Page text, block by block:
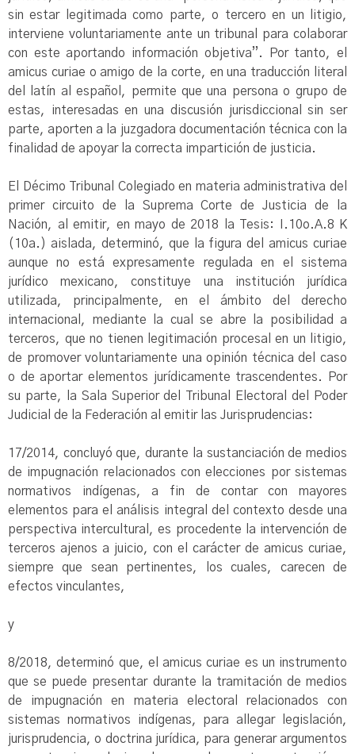
sin estar legitimada como parte, o tercero en un litigio,
interviene voluntariamente ante un tribunal para colaborar
con este aportando información objetiva”. Por tanto, el
amicus curiae o amigo de la corte, en una traducción literal
del latín al español, permite que una persona o grupo de
estas, interesadas en una discusión jurisdiccional sin ser
parte, aporten a la juzgadora documentación técnica con la
finalidad de apoyar la correcta impartición de justicia.
El Décimo Tribunal Colegiado en materia administrativa del
primer circuito de la Suprema Corte de Justicia de la
Nación, al emitir, en mayo de 2018 la Tesis: I.10o.A.8 K
(10a.) aislada, determinó, que la figura del amicus curiae
aunque no está expresamente regulada en el sistema
jurídico mexicano, constituye una institución jurídica
utilizada, principalmente, en el ámbito del derecho
internacional, mediante la cual se abre la posibilidad a
terceros, que no tienen legitimación procesal en un litigio,
de promover voluntariamente una opinión técnica del caso
o de aportar elementos jurídicamente trascendentes. Por
su parte, la Sala Superior del Tribunal Electoral del Poder
Judicial de la Federación al emitir las Jurisprudencias:
17/2014, concluyó que, durante la sustanciación de medios
de impugnación relacionados con elecciones por sistemas
normativos indígenas, a fin de contar con mayores
elementos para el análisis integral del contexto desde una
perspectiva intercultural, es procedente la intervención de
terceros ajenos a juicio, con el carácter de amicus curiae,
siempre que sean pertinentes, los cuales, carecen de
efectos vinculantes,
y
8/2018, determinó que, el amicus curiae es un instrumento
que se puede presentar durante la tramitación de medios
de impugnación en materia electoral relacionados con
sistemas normativos indígenas, para allegar legislación,
jurisprudencia, o doctrina jurídica, para generar argumentos